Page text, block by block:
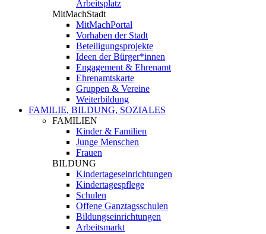
Arbeitsplatz
MitMachStadt
MitMachPortal
Vorhaben der Stadt
Beteiligungsprojekte
Ideen der Bürger*innen
Engagement & Ehrenamt
Ehrenamtskarte
Gruppen & Vereine
Weiterbildung
FAMILIE, BILDUNG, SOZIALES
FAMILIEN
Kinder & Familien
Junge Menschen
Frauen
BILDUNG
Kindertageseinrichtungen
Kindertagespflege
Schulen
Offene Ganztagsschulen
Bildungseinrichtungen
Arbeitsmarkt